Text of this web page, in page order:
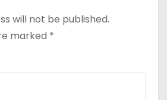
will not be published.
marked *